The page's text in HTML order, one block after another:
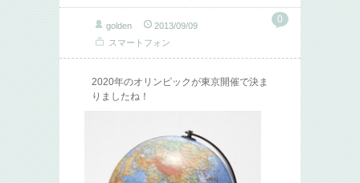
0
golden
2013/09/09
スマートフォン
2020年のオリンピックが東京開催で決ま
りましたね！